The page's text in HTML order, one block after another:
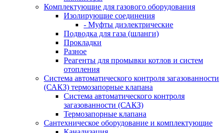
Комплектующие для газового оборудования
Изолирующие соединения
- Муфты диэлектрические
Подводка для газа (шланги)
Прокладки
Разное
Реагенты для промывки котлов и систем
отопления
Система автоматического контроля загазованности
(САКЗ) термозапорные клапана
Система автоматического контроля
загазованности (САКЗ)
Термозапорные клапана
Сантехническое оборудование и комплектующие